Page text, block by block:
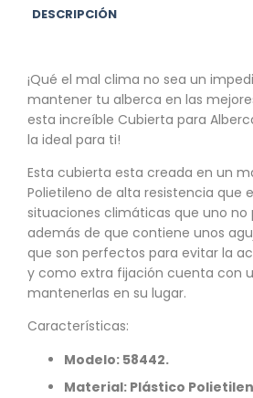
DESCRIPCIÓN
¡Qué el mal clima no sea un
mantener tu alberca en las
esta increíble Cubierta para
la ideal para ti!
Esta cubierta esta creada en un
Polietileno de alta resistencia que
situaciones climáticas que uno no
además de que contiene unos
que son perfectos para evitar la
y como extra fijación cuenta con
mantenerlas en su lugar.
Características:
Modelo: 58442.
Material: Plástico